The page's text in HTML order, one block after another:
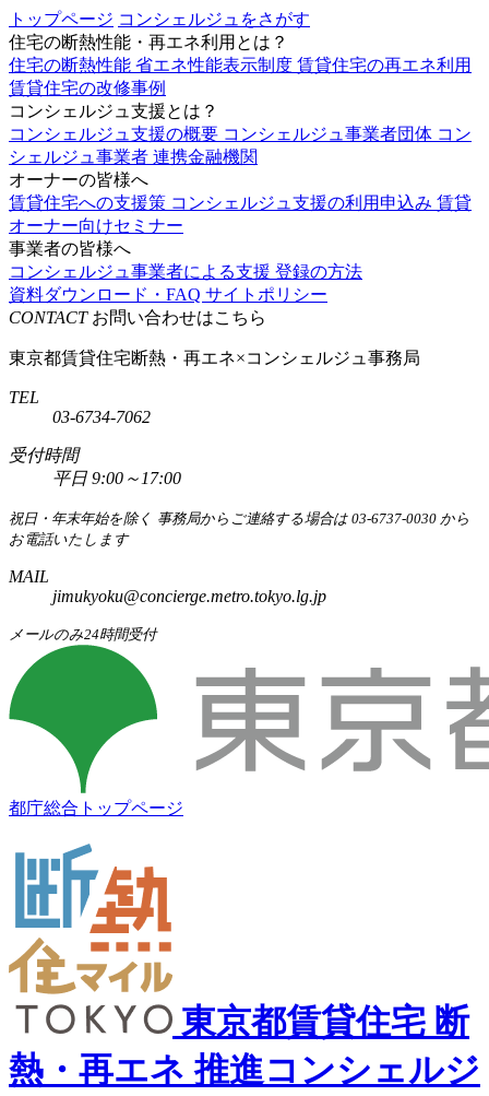
トップページ コンシェルジュをさがす
住宅の断熱性能・再エネ利用とは？
住宅の断熱性能 省エネ性能表示制度 賃貸住宅の再エネ利用
賃貸住宅の改修事例
コンシェルジュ支援とは？
コンシェルジュ支援の概要 コンシェルジュ事業者団体 コン
シェルジュ事業者 連携金融機関
オーナーの皆様へ
賃貸住宅への支援策 コンシェルジュ支援の利用申込み 賃貸
オーナー向けセミナー
事業者の皆様へ
コンシェルジュ事業者による支援 登録の方法
資料ダウンロード・FAQ サイトポリシー
CONTACT お問い合わせはこちら
東京都賃貸住宅断熱・再エネ×コンシェルジュ事務局
TEL
03-6734-7062
受付時間
平日 9:00～17:00
祝日・年末年始を除く 事務局からご連絡する場合は 03-6737-0030 から
お電話いたします
MAIL
jimukyoku@concierge.metro.tokyo.lg.jp
メールのみ24時間受付
都庁総合トップページ
東京都賃貸住宅 断
熱・再エネ 推進コンシェルジ